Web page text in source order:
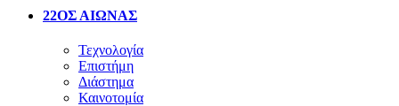
22ΟΣ ΑΙΩΝΑΣ
Τεχνολογία
Επιστήμη
Διάστημα
Καινοτομία